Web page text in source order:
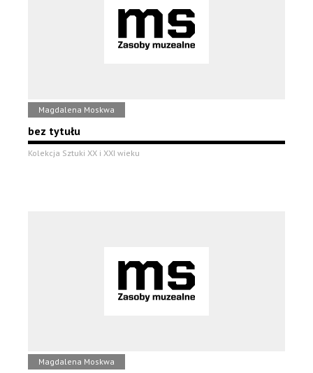
Magdalena Moskwa
bez tytułu
Kolekcja Sztuki XX i XXI wieku
Magdalena Moskwa